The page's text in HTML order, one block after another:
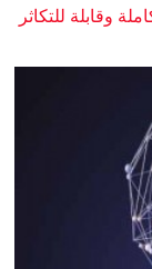
وقابلة للتكاثر